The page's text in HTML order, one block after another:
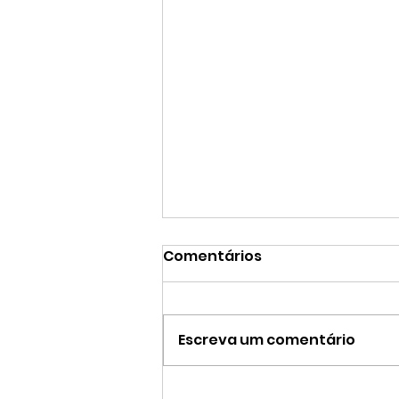
Comentários
Escreva um comentário